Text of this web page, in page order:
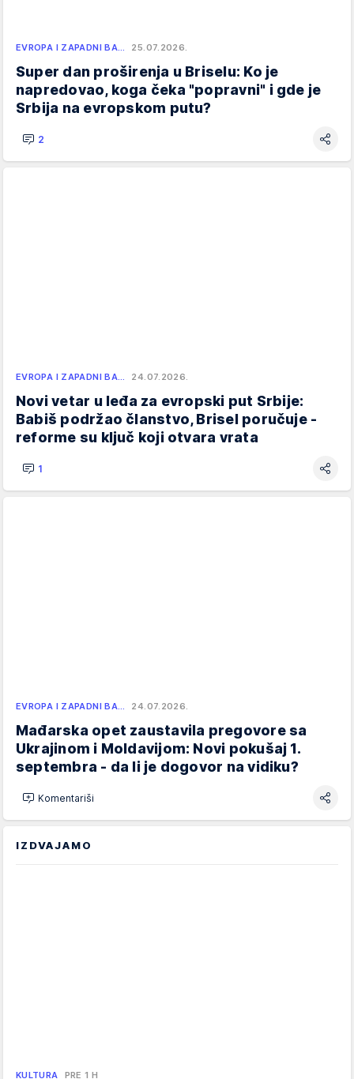
EVROPA I ZAPADNI BA… 25.07.2026.
Super dan proširenja u Briselu: Ko je
napredovao, koga čeka "popravni" i gde je
Srbija na evropskom putu?
2
EVROPA I ZAPADNI BA… 24.07.2026.
Novi vetar u leđa za evropski put Srbije:
Babiš podržao članstvo, Brisel poručuje -
reforme su ključ koji otvara vrata
1
EVROPA I ZAPADNI BA… 24.07.2026.
Mađarska opet zaustavila pregovore sa
Ukrajinom i Moldavijom: Novi pokušaj 1.
septembra - da li je dogovor na vidiku?
Komentariši
IZDVAJAMO
KULTURA PRE 1 H